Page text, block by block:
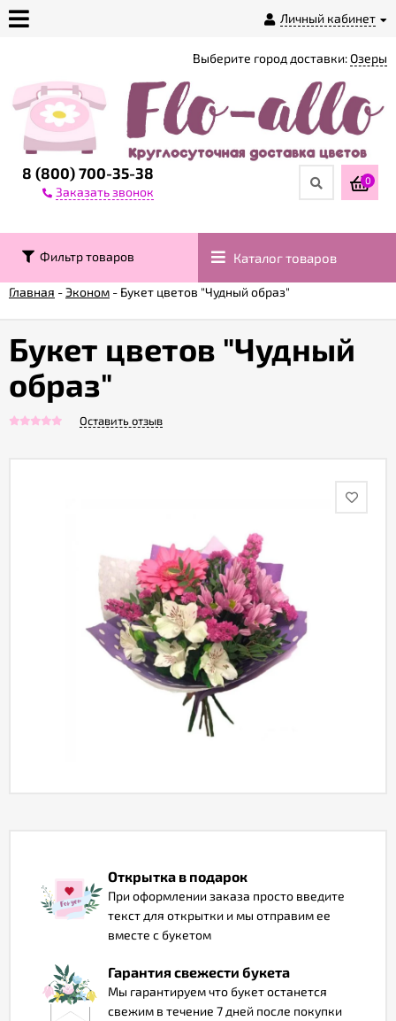
Личный кабинет
магазине
Доставка
Контакты
Гарантии
8 (800) 700-35-38
Заказать звонок
Выберите город доставки:Озеры
0
Фильтр товаров Каталог товаров
Главная -Эконом - Букет цветов "Чудный образ"
Букет цветов "Чудный
образ"
Оставить отзыв
Открытка в подарок
При оформлении заказа просто введите
текст для открытки и мы отправим ее
вместе с букетом
Гарантия свежести букета
Мы гарантируем что букет останется
свежим в течение 7 дней после покупки